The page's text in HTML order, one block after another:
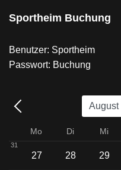
Sportheim Buchung
Benutzer: Sportheim
Passwort: Buchung
Mo Di Mi
31
27 28 29